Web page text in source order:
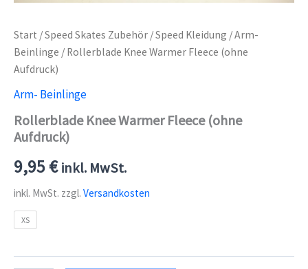
Start /Speed Skates Zubehör /Speed Kleidung /Arm-
Beinlinge / Rollerblade Knee Warmer Fleece (ohne
Aufdruck)
Arm- Beinlinge
Rollerblade Knee Warmer Fleece (ohne
Aufdruck)
9,95€ inkl. MwSt.
inkl. MwSt. zzgl. Versandkosten
XS